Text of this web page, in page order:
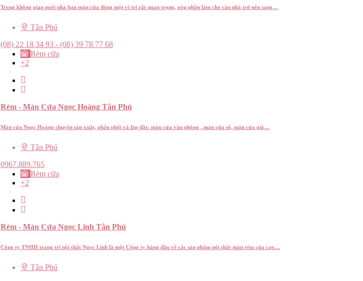
Trong không gian ngôi nhà bạn màn cửa đóng một vị trí rất quan trọng, góp phần làm cho căn nhà trở nên sang…
Tân Phú
(08) 22 18 34 93 - (08) 39 78 77 68
Rèm cửa
+2
Rèm - Màn Cửa Ngọc Hoàng Tân Phú
Màn cửa Ngọc Hoàng chuyên sản xuất, phân phối và lắp đặt: màn cửa văn phòng , màn cửa sổ, màn cửa giá…
Tân Phú
0967.889.765
Rèm cửa
+2
Rèm - Màn Cửa Ngọc Linh Tân Phú
Công ty TNHH trang trí nội thất Ngọc Linh là một Công ty hàng đầu về các sản phẩm nội thất màn rèm cửa cao…
Tân Phú